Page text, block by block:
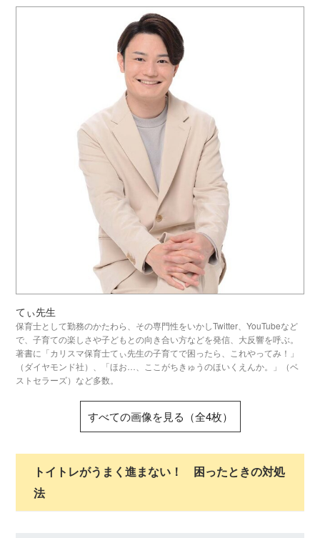
てぃ先生
保育士として勤務のかたわら、その専門性をいかしTwitter、YouTubeなど
で、子育ての楽しさや子どもとの向き合い方などを発信、大反響を呼ぶ。
著書に「カリスマ保育士てぃ先生の子育てで困ったら、これやってみ！」
（ダイヤモンド社）、「ほお…、ここがちきゅうのほいくえんか。」（ベ
ストセラーズ）など多数。
すべての画像を見る（全4枚）
トイトレがうまく進まない！ 困ったときの対処
法